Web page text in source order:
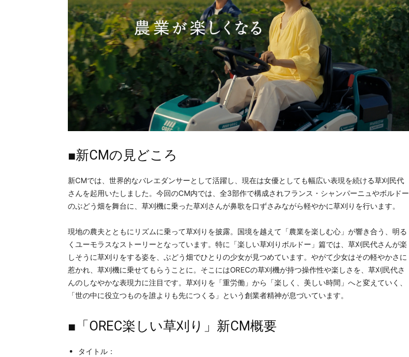
■新CMの見どころ
新CMでは、世界的なバレエダンサーとして活躍し、現在は女優としても幅広い表現を続ける草刈民代
さんを起用いたしました。今回のCM内では、全3部作で構成されフランス・シャンパーニュやボルドー
のぶどう畑を舞台に、草刈機に乗った草刈さんが鼻歌を口ずさみながら軽やかに草刈りを行います。
現地の農夫とともにリズムに乗って草刈りを披露。国境を越えて「農業を楽しむ心」が響き合う、明る
くユーモラスなストーリーとなっています。特に「楽しい草刈りボルドー」篇では、草刈民代さんが楽
しそうに草刈りをする姿を、ぶどう畑でひとりの少女が見つめています。やがて少女はその軽やかさに
惹かれ、草刈機に乗せてもらうことに。そこにはORECの草刈機が持つ操作性や楽しさを、草刈民代さ
んのしなやかな表現力に注目です。草刈りを「重労働」から「楽しく、美しい時間」へと変えていく、
「世の中に役立つものを誰よりも先につくる」という創業者精神が息づいています。
■「OREC楽しい草刈り」新CM概要
タイトル：